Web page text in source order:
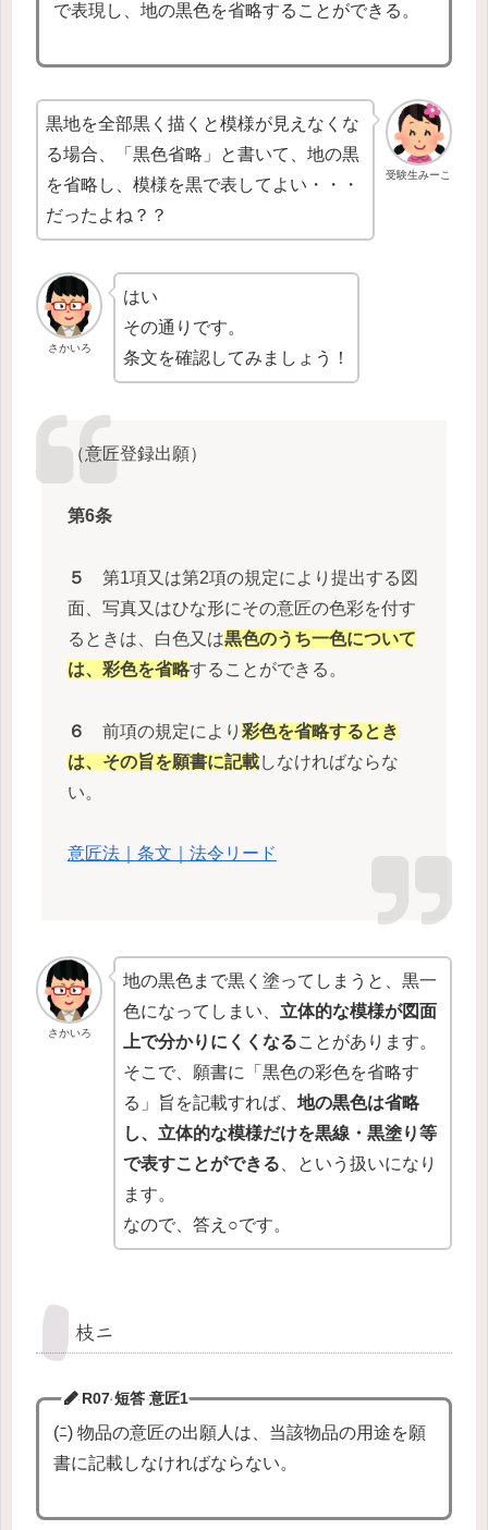
で表現し、地の黒色を省略することができる。
受験生みーこ
黒地を全部黒く描くと模様が見えなくな
る場合、「黒色省略」と書いて、地の黒
を省略し、模様を黒で表してよい・・・
だったよね？？
さかいろ
はい
その通りです。
条文を確認してみましょう！
（意匠登録出願）
第6条
５
第1項又は第2項の規定により提出する図
面、写真又はひな形にその意匠の色彩を付す
るときは、白色又は黒色のうち一色について
は、彩色を省略することができる。
６ 前項の規定により 彩色を省略するとき
は、その旨を願書に記載しなければならな
い。
意匠法｜条文｜法令リード
さかいろ
地の黒色まで黒く塗ってしまうと、黒一
色になってしまい、 立体的な模様が図面
上で分かりにくくなることがあります。
そこで、願書に「黒色の彩色を省略す
る」旨を記載すれば、地の黒色は省略
し、立体的な模様だけを黒線・黒塗り等
で表すことができる 、という扱いになり
ます。
なので、答え○です。
枝ニ
R07 短答意匠1
(ﾆ) 物品の意匠の出願人は、当該物品の用途を願
書に記載しなければならない。